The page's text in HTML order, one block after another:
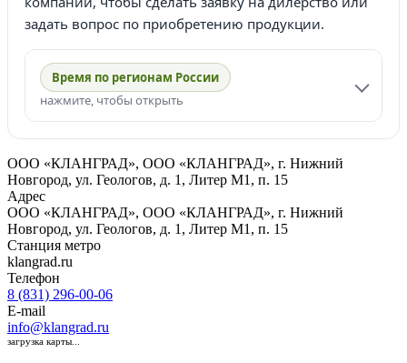
задать вопрос по приобретению продукции.
Время по регионам России
нажмите, чтобы открыть
ООО «КЛАНГРАД», ООО «КЛАНГРАД», г. Нижний
Новгород, ул. Геологов, д. 1, Литер М1, п. 15
Адрес
ООО «КЛАНГРАД», ООО «КЛАНГРАД», г. Нижний
Новгород, ул. Геологов, д. 1, Литер М1, п. 15
Станция метро
klangrad.ru
Телефон
8 (831) 296-00-06
E-mail
info@klangrad.ru
загрузка карты...